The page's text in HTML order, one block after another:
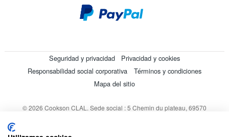
Seguridad y privacidad
Privacidad y cookies
Responsabilidad social corporativa
Términos y condiciones
Mapa del sitio
© 2026 Cookson CLAL. Sede social : 5 Chemin du plateau, 69570